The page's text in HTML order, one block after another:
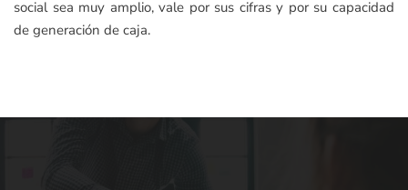
social sea muy amplio, vale por sus cifras y por su capacidad
de generación de caja.